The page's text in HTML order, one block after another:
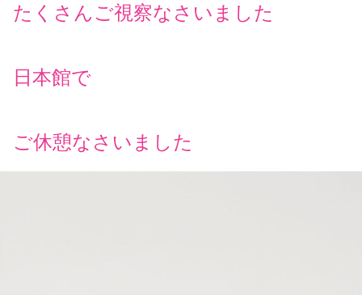
たくさんご視察なさいました
日本館で
ご休憩なさいました